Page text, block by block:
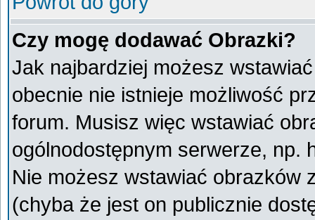
Czy mogę dodawać Obrazki?
Jak najbardziej możesz
obecnie nie istnieje możliwość
forum. Musisz więc wstawiać
ogólnodostępnym serwerze, np.
Nie możesz wstawiać obrazków
(chyba że jest on publicznie